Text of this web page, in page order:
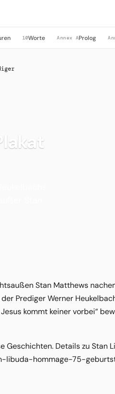
10Worte Annex AProlog
Stan Matthews
Prediger Werner
kommt keiner vorbei“
Details zu Stan
libuda-hommage-75-